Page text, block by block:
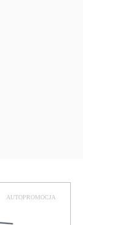
AUTOPROMOCJA